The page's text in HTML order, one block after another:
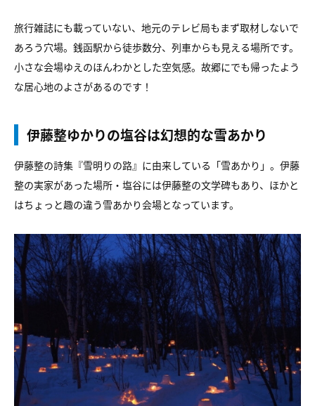
旅行雑誌にも載っていない、地元のテレビ局もまず取材しないで
あろう穴場。銭函駅から徒歩数分、列車からも見える場所です。
小さな会場ゆえのほんわかとした空気感。故郷にでも帰ったよう
な居心地のよさがあるのです！
伊藤整ゆかりの塩谷は幻想的な雪あかり
伊藤整の詩集『雪明りの路』に由来している「雪あかり」。伊藤
整の実家があった場所・塩谷には伊藤整の文学碑もあり、ほかと
はちょっと趣の違う雪あかり会場となっています。